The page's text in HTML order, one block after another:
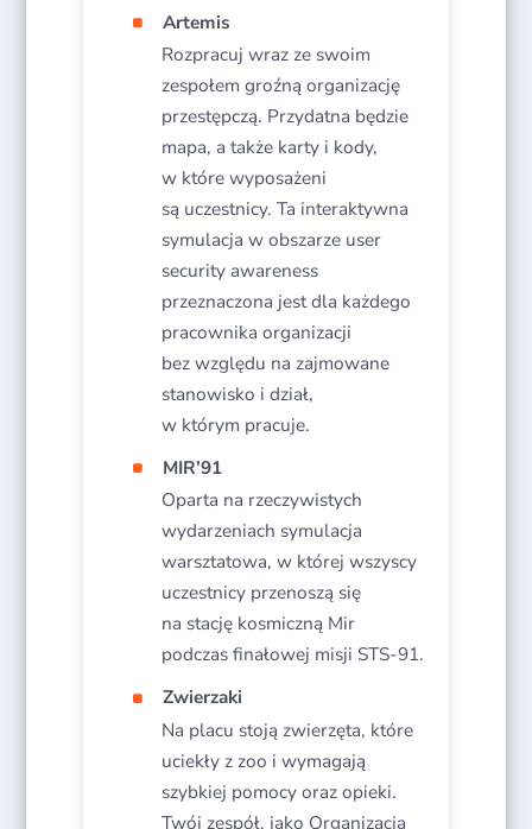
Artemis
Rozpracuj wraz ze swoim
zespołem groźną organizację
przestępczą. Przydatna będzie
mapa, a także karty i kody,
w które wyposażeni
są uczestnicy. Ta interaktywna
symulacja w obszarze user
security awareness
przeznaczona jest dla każdego
pracownika organizacji
bez względu na zajmowane
stanowisko i dział,
w którym pracuje.
MIR’91
Oparta na rzeczywistych
wydarzeniach symulacja
warsztatowa, w której wszyscy
uczestnicy przenoszą się
na stację kosmiczną Mir
podczas finałowej misji STS-91.
Zwierzaki
Na placu stoją zwierzęta, które
uciekły z zoo i wymagają
szybkiej pomocy oraz opieki.
Twój zespół, jako Organizacja